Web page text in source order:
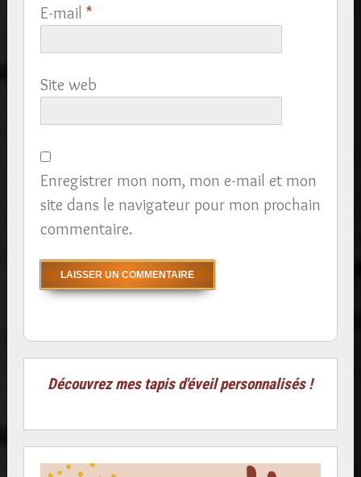
E-mail *
Site web
Enregistrer mon nom, mon e-mail et mon
site dans le navigateur pour mon prochain
commentaire.
Découvrez mes tapis d'éveil personnalisés !